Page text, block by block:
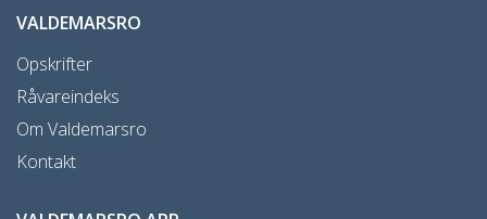
VALDEMARSRO
Opskrifter
Råvareindeks
Om Valdemarsro
Kontakt